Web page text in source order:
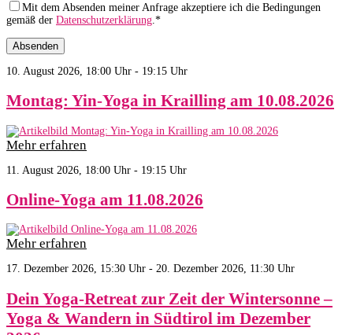
Mit dem Absenden meiner Anfrage akzeptiere ich die Bedingungen
gemäß der Datenschutzerklärung .*
10. August 2026, 18:00 Uhr - 19:15 Uhr
Montag: Yin-Yoga in Krailling am 10.08.2026
Mehr erfahren
11. August 2026, 18:00 Uhr - 19:15 Uhr
Online-Yoga am 11.08.2026
Mehr erfahren
17. Dezember 2026, 15:30 Uhr - 20. Dezember 2026, 11:30 Uhr
Dein Yoga-Retreat zur Zeit der Wintersonne –
Yoga & Wandern in Südtirol im Dezember